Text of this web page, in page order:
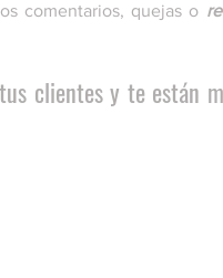
comentarios, quejas o
clientes y te están